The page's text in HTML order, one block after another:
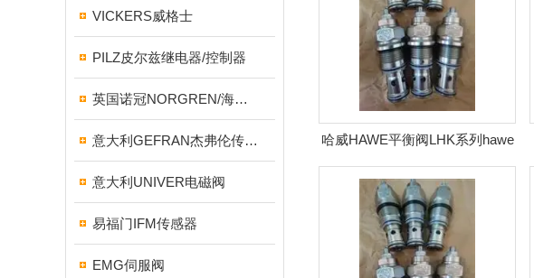
VICKERS威格士
PILZ皮尔兹继电器/控制器
英国诺冠NORGREN/海隆HERION/宝硕BUSCHJOST
意大利GEFRAN杰弗伦传感器
意大利UNIVER电磁阀
易福门IFM传感器
EMG伺服阀
哈威HAWE平衡阀LHK系列hawe
平衡阀